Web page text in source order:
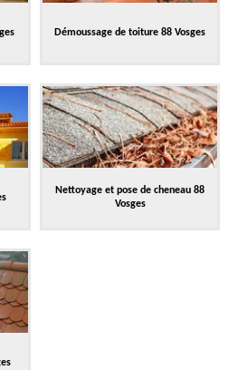
Démoussage de toiture 88 Vosges
Nettoyage et pose de cheneau 88
Vosges